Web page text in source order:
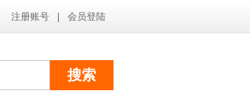
注册账号 会员登陆